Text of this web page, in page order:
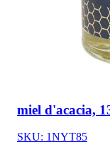
miel d'acacia,
SKU: 1NYT85